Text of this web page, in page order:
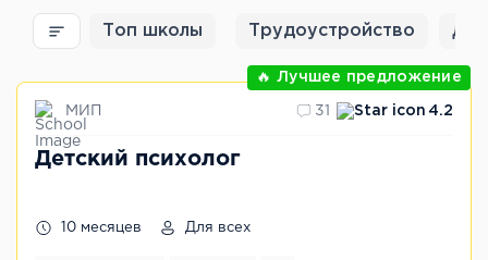
Топ школы Трудоустройство
🔥 Лучшее предложение
МИП 31 4.2
Детский психолог
10 месяцев Для всех